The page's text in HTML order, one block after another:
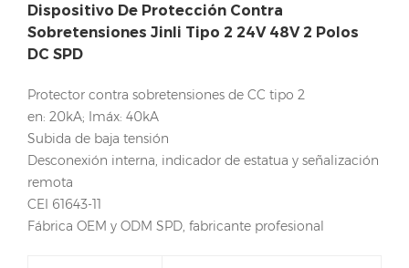
Dispositivo De Protección Contra
Sobretensiones Jinli Tipo 2 24V 48V 2 Polos
DC SPD
Protector contra sobretensiones de CC tipo 2
en: 20kA; Imáx: 40kA
Subida de baja tensión
Desconexión interna, indicador de estatua y señalización
remota
CEI 61643-11
Fábrica OEM y ODM SPD, fabricante profesional